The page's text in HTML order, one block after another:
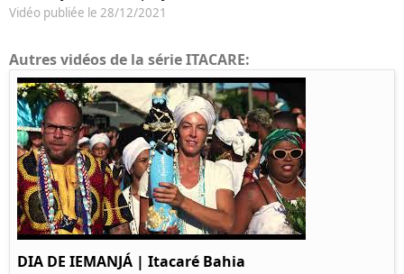
Vidéo publiée le 28/12/2021
Autres vidéos de la série ITACARE:
DIA DE IEMANJÁ | Itacaré Bahia